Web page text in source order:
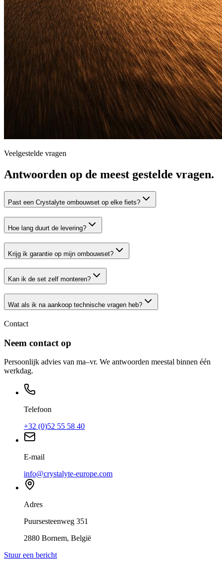
Veelgestelde vragen
Antwoorden op de meest gestelde vragen.
Past een Crystalyte ombouwset op elke fiets?
Hoe lang duurt de levering?
Krijg ik garantie op mijn ombouwset?
Kan ik de set zelf monteren?
Wat als ik na aankoop technische vragen heb?
Contact
Neem contact op
Persoonlijk advies van ma–vr. We antwoorden meestal binnen één
werkdag.
Telefoon
+32 (0)52 55 58 40
E-mail
info@crystalyte-europe.com
Adres
Puursesteenweg 351
2880 Bornem, België
Stuur een bericht